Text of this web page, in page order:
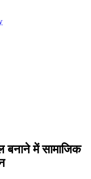
बनाने में सामाजिक